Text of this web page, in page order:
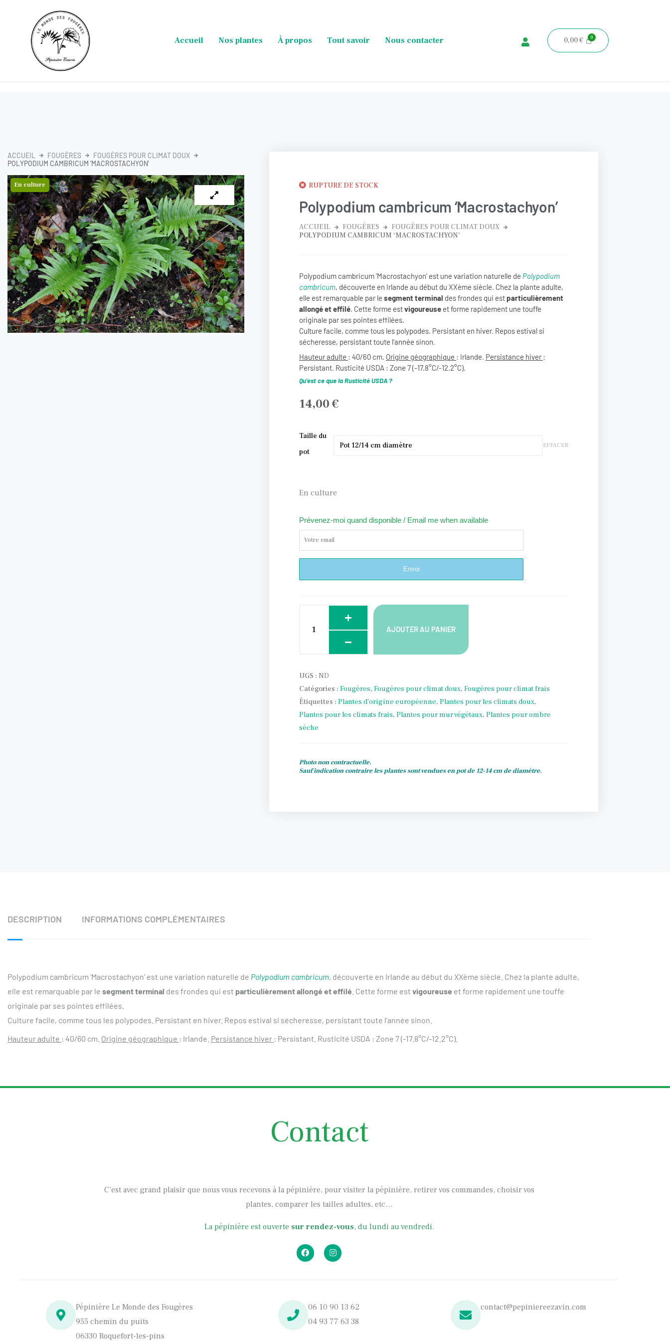
Accueil Nos plantes À propos Tout savoir Nous contacter 0,00€
ACCUEIL FOUGÈRES
FOUGÈRES POUR CLIMAT DOUX
POLYPODIUM CAMBRICUM ‘MACROSTACHYON’
En culture RUPTURE DE STOCK
Polypodium cambricum ‘Macrostachyon’
ACCUEIL FOUGÈRES
FOUGÈRES POUR CLIMAT DOUX
POLYPODIUM CAMBRICUM ‘MACROSTACHYON’
Polypodium cambricum ‘Macrostachyon’ est une variation naturelle de Polypodium
cambricum, découverte en Irlande au début du XXème siècle. Chez la plante adulte,
elle est remarquable par le segment terminal des frondes qui estparticulièrement
allongé et effilé. Cette forme estvigoureuse et forme rapidement une touffe
originale par ses pointes effilées.
Culture facile, comme tous les polypodes. Persistant en hiver. Repos estival si
sécheresse, persistant toute l’année sinon.
Hauteur adulte : 40/60 cm. Origine géographique : Irlande. Persistance hiver :
Persistant. Rusticité USDA : Zone 7 (-17.8°C/-12.2°C).
Qu’est ce que la Rusticité USDA ?
14,00€
Taille du
pot
EFFACER
En culture
Prévenez-moi quand disponible / Email me when available
Envoi
quantité
de
'Macrostachyon'
AJOUTER AU PANIER
UGS : ND
Catégories : Fougères, Fougères pour climat doux, Fougères pour climat frais
Étiquettes : Plantes d’origine européenne, Plantes pour les climats doux,
Plantes pour les climats frais, Plantes pour mur végétaux, Plantes pour ombre
sèche
Photo non contractuelle.
Sauf indication contraire les plantes sont vendues en pot de 12-14 cm de diamètre.
DESCRIPTION INFORMATIONS COMPLÉMENTAIRES
Polypodium cambricum ‘Macrostachyon’ est une variation naturelle de Polypodium cambricum, découverte en Irlande au début du XXème siècle. Chez la plante adulte,
elle est remarquable par le segment terminal des frondes qui est particulièrement allongé et effilé . Cette forme est vigoureuse et forme rapidement une touffe
originale par ses pointes effilées.
Culture facile, comme tous les polypodes. Persistant en hiver. Repos estival si sécheresse, persistant toute l’année sinon.
Hauteur adulte : 40/60 cm. Origine géographique : Irlande. Persistance hiver : Persistant. Rusticité USDA : Zone 7 (-17.8°C/-12.2°C).
Contact
C’est avec grand plaisir que nous vous recevons à la pépinière, pour visiter la pépinière, retirer vos commandes, choisir vos
plantes, comparer les tailles adultes, etc…
La pépinière est ouverte sur rendez-vous, du lundi au vendredi.
F
a
c
k
I
n
s
a
m
Pépinière Le Monde des Fougères
955 chemin du puits
06330 Roquefort-les-pins
06 10 90 13 62
04 93 77 63 38
contact@pepiniereezavin.com